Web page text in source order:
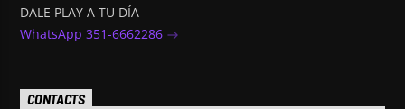
DALE PLAY A TU DÍA
WhatsApp 351-6662286
CONTACTS